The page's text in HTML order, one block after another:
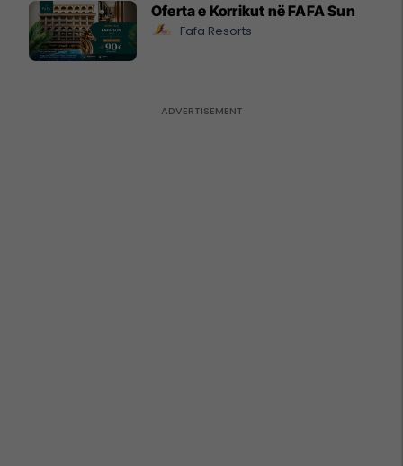
Oferta e Korrikut në FAFA Sun
Fafa Resorts